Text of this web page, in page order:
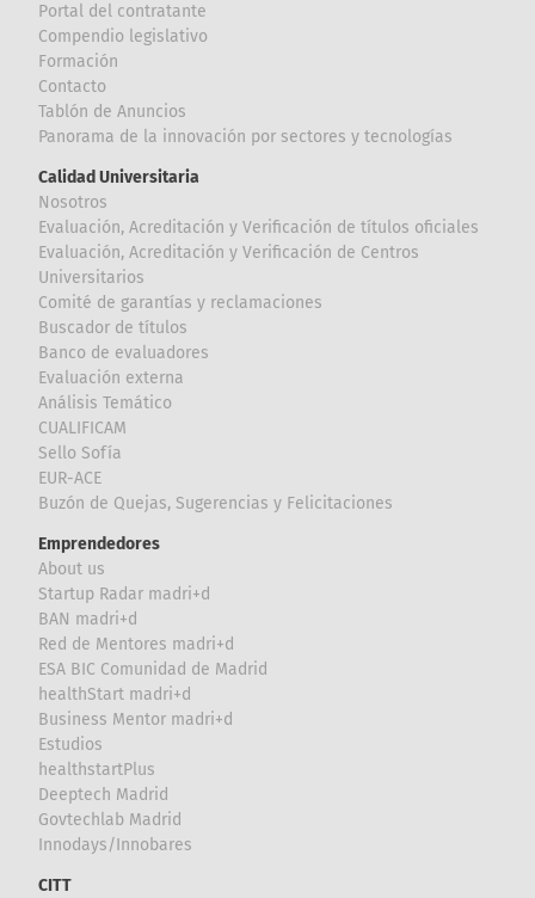
Portal del contratante
Compendio legislativo
Formación
Contacto
Tablón de Anuncios
Panorama de la innovación por sectores y tecnologías
Calidad Universitaria
Nosotros
Evaluación, Acreditación y Verificación de títulos oficiales
Evaluación, Acreditación y Verificación de Centros
Universitarios
Comité de garantías y reclamaciones
Buscador de títulos
Banco de evaluadores
Evaluación externa
Análisis Temático
CUALIFICAM
Sello Sofía
EUR-ACE
Buzón de Quejas, Sugerencias y Felicitaciones
Emprendedores
About us
Startup Radar madri+d
BAN madri+d
Red de Mentores madri+d
ESA BIC Comunidad de Madrid
healthStart madri+d
Business Mentor madri+d
Estudios
healthstartPlus
Deeptech Madrid
Govtechlab Madrid
Innodays/Innobares
CITT